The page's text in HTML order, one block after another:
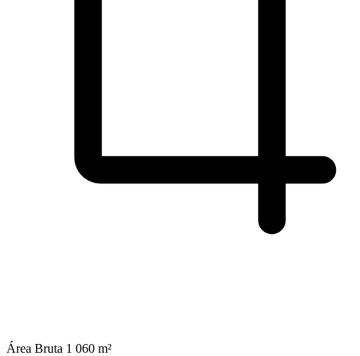
Área Bruta 1 060 m²